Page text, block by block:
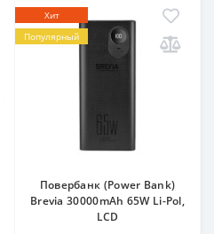
Хит
Популярный
Повербанк (Power Bank)
Brevia 30000mAh 65W Li-Pol,
LCD